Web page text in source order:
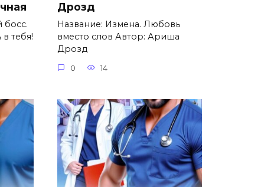
босс.
тебя!
Дрозд
Название: Измена. Любовь
вместо слов Автор: Ариша
Дрозд
0 14